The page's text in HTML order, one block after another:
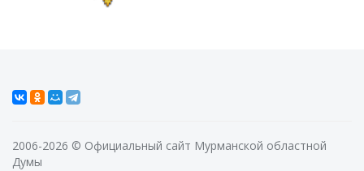
2006-2026 © Официальный сайт Мурманской областной
Думы